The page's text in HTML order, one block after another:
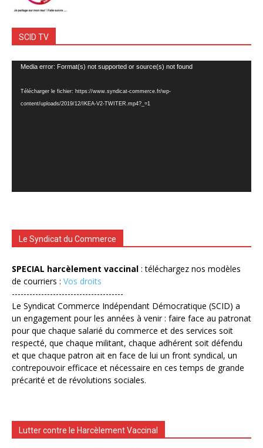
SCID TV
Lecteur
Media error: Format(s) not supported or source(s) not found
Télécharger le fichier: https://www.syndicat-commerce.fr/wp-
content/uploads/2019/12/IKEA-V2-TWITER.mp4?_=1
Le Syndicat du Commerce
SPECIAL harcèlement vaccinal : téléchargez nos modèles
de courriers : Vos droits
--------------------------------------
Le Syndicat Commerce Indépendant Démocratique (SCID) a
un engagement pour les années à venir : faire face au patronat
pour que chaque salarié du commerce et des services soit
respecté, que chaque militant, chaque adhérent soit défendu
et que chaque patron ait en face de lui un front syndical, un
contrepouvoir efficace et nécessaire en ces temps de grande
précarité et de révolutions sociales.
Lutter contre le Harcèlement Vaccinal